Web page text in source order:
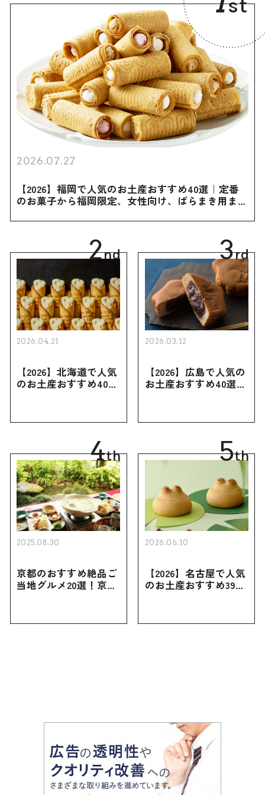
st
2026.07.27
【2026】福岡で人気のお土産おすすめ40選｜定番
のお菓子から福岡限定、女性向け、ばらまき用まで
2nd
2026.04.21
【2026】北海道で人気
のお土産おすすめ40選
買えない限定品、女性
3rd
2026.03.12
【2026】広島で人気の
お土産おすすめ40選｜
き用、女性向けまで幅
4th
2025.08.30
京都のおすすめ絶品ご
当地グルメ20選！京都
5th
2026.06.10
【2026】名古屋で人気
のお土産おすすめ39選
お土産・ばらまき用ま